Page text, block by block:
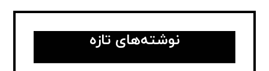
نوشته‌های تازه